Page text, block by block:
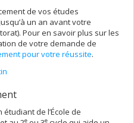
de vos études
un an avant votre
Pour en savoir plus sur les
de votre demande de
pour votre réussite.
de l’École de
e e